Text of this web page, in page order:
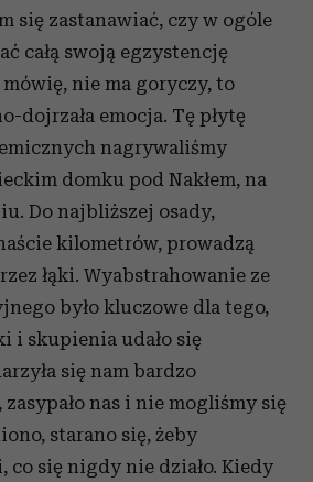
się zastanawiać, czy w ogóle
całą swoją egzystencję
nie ma goryczy, to
dojrzała emocja. Tę płytę
nagrywaliśmy
domku pod Nakłem, na
Do najbliższej osady,
kilometrów, prowadzą
łąki. Wyabstrahowanie ze
było kluczowe dla tego,
i skupienia udało się
się nam bardzo
nas i nie mogliśmy się
starano się, żeby
co się nigdy nie działo. Kiedy